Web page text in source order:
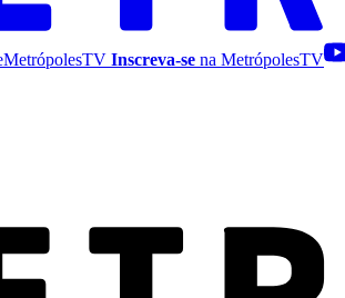
MetrópolesTV Inscreva-se na MetrópolesTV